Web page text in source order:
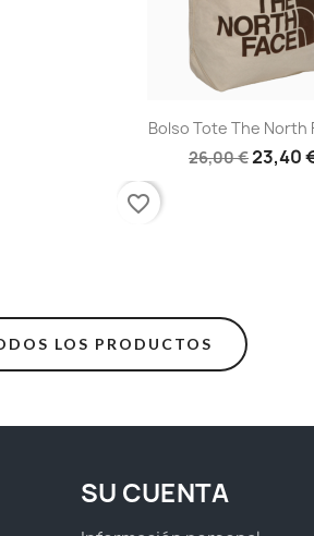
Vista
Bolso Tote The North
26,00 €23,40
favorite_border
LOS PRODUCTOS
SU CUENTA